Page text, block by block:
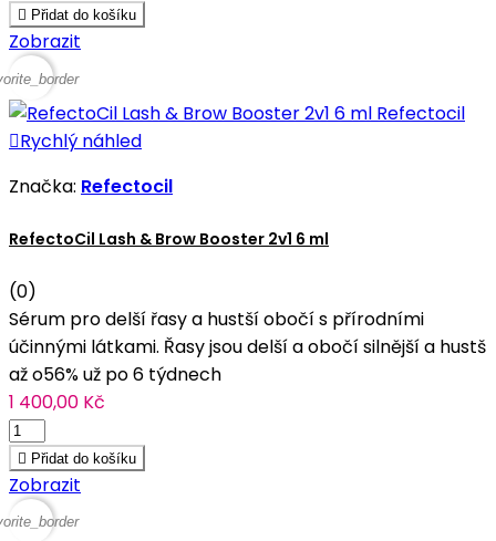
 Přidat do košíku
Zobrazit
Rychlý náhled
Značka: Refectocil
RefectoCil Lash & Brow Booster 2v1 6 ml
(0)
Sérum pro delší řasy a hustší obočí s přírodními
účinnými látkami. Řasy jsou delší a obočí silnější a hustš
až o56% už po 6 týdnech
1 400,00 Kč
 Přidat do košíku
Zobrazit